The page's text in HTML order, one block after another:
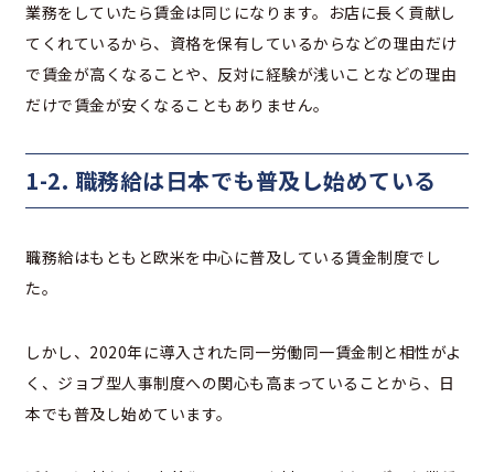
業務をしていたら賃金は同じになります。お店に長く貢献し
てくれているから、資格を保有しているからなどの理由だけ
で賃金が高くなることや、反対に経験が浅いことなどの理由
だけで賃金が安くなることもありません。
1-2. 職務給は日本でも普及し始めている
職務給はもともと欧米を中心に普及している賃金制度でし
た。
しかし、2020年に導入された同一労働同一賃金制と相性がよ
く、ジョブ型人事制度への関心も高まっていることから、日
本でも普及し始めています。